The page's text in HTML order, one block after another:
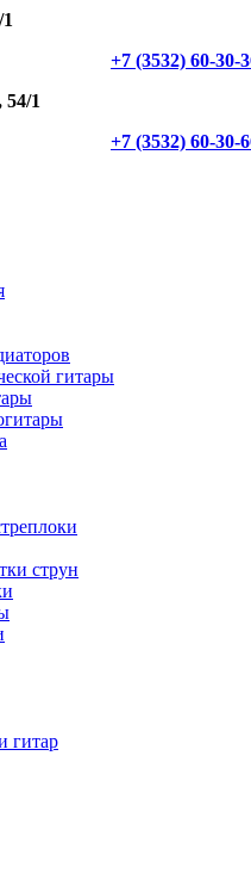
+7 (3532) 60-30-
1
+7 (3532) 60-30-
гитары
струн
гитар